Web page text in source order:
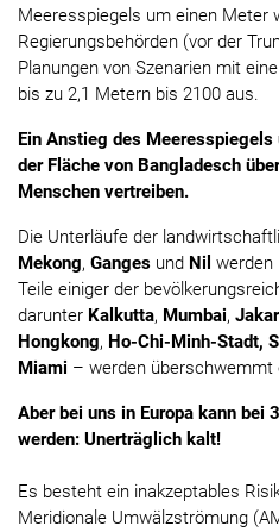
Meeresspiegels um einen Meter
Regierungsbehörden (vor der
Planungen von Szenarien mit
bis zu 2,1 Metern bis 2100 aus.
Ein Anstieg des
der Fläche von Bangladesch
Menschen vertreiben.
Die Unterläufe der
Mekong, Ganges und Nil werden
Teile einiger der
darunter Kalkutta, Mumbai,
Hongkong, Ho-Chi-Minh-Stadt,
Miami – werden überschwemmt
Aber bei uns in Europa kann bei
werden: Unerträglich kalt!
Es besteht ein inakzeptables
Meridionale Umwälzströmung